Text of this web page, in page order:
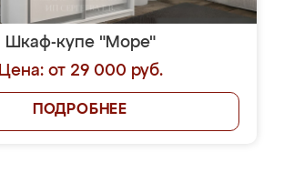
Шкаф-купе "Море"
Цена: от 29 000 руб.
ПОДРОБНЕЕ